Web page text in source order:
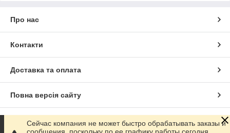
Про нас
Контакти
Доставка та оплата
Повна версія сайту
Сайт створено на маркетплейсі Prom.ua
Сейчас компания не может быстро обрабатывать заказы и